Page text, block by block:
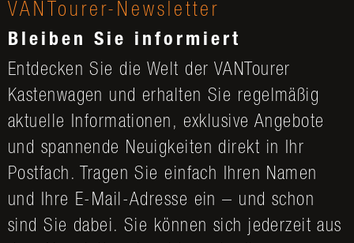
VANTourer-Newsletter
Bleiben Sie informiert
Entdecken Sie die Welt der VANTourer
Kastenwagen und erhalten Sie regelmäßig
aktuelle Informationen, exklusive Angebote
und spannende Neuigkeiten direkt in Ihr
Postfach. Tragen Sie einfach Ihren Namen
und Ihre E-Mail-Adresse ein – und schon
sind Sie dabei. Sie können sich jederzeit aus